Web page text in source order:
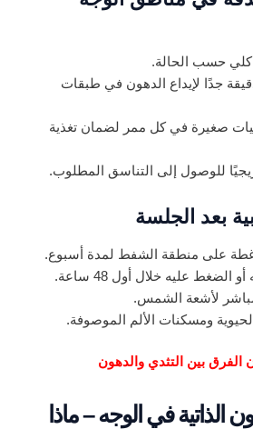
حسب الحالة.
دقيقة جدًا لإيداع الدهون في طبقات
صغيرة في كل ممر لضمان تغذية
للوصول إلى التناسق المطلوب.
بعد الجلسة
على منطقة الشفط لمدة أسبوع.
عليه خلال أول 48 ساعة.
لأشعة الشمس.
ومسكنات الألم الموصوفة.
الفرق بين التثدي والدهون
الذاتية في الوجه – ماذا